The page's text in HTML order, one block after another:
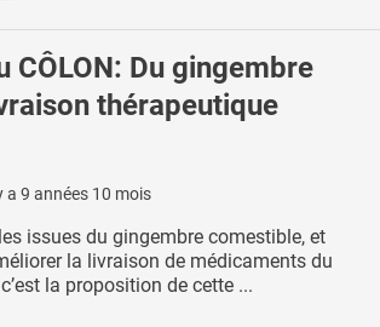
CÔLON: Du gingembre
thérapeutique
a 9 années 10 mois
issues du gingembre comestible, et
la livraison de médicaments du
la proposition de cette ...